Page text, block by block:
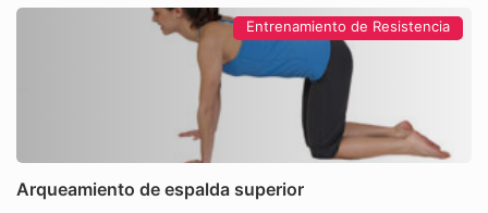
Entrenamiento de Resistencia
Arqueamiento de espalda superior